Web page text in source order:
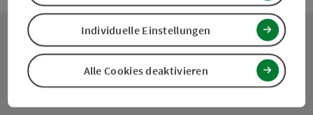
KontaktAlle Cookies deaktivieren
Individuelle Einstellungen